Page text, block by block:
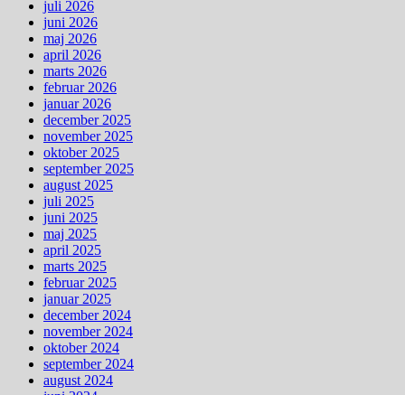
juli 2026
juni 2026
maj 2026
april 2026
marts 2026
februar 2026
januar 2026
december 2025
november 2025
oktober 2025
september 2025
august 2025
juli 2025
juni 2025
maj 2025
april 2025
marts 2025
februar 2025
januar 2025
december 2024
november 2024
oktober 2024
september 2024
august 2024